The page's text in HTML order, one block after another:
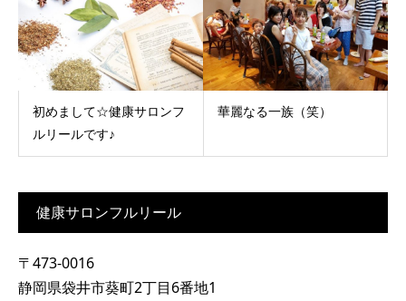
初めまして☆健康サロンフ
ルリールです♪
華麗なる一族（笑）
健康サロンフルリール
〒473-0016
静岡県袋井市葵町2丁目6番地1